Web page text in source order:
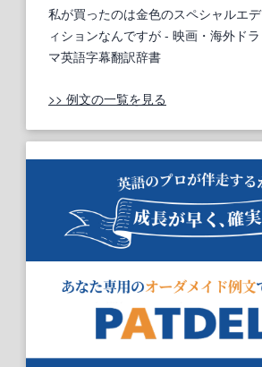
私が買ったのは金色のスペシャルエデ
ィションなんですが - 映画・海外ドラ
マ英語字幕翻訳辞書
>> 例文の一覧を見る